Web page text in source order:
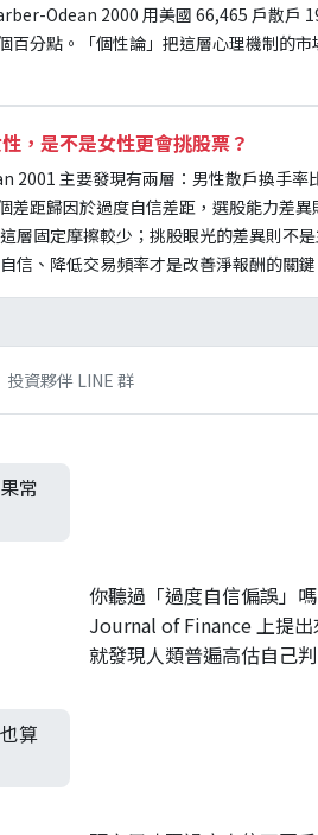
Odean 2000 用美國 66,465 戶散戶
百分點。「個性論」把這層心理機制的
，是不是女性更會挑股票？
主要發現有兩層：男性散戶換手率
差距歸因於過度自信差距，選股能力差
層固定摩擦較少；挑股眼光的差異則不
信、降低交易頻率才是改善淨報酬的關鍵
投資夥伴 LINE 群
常
你聽過「過度自信偏誤」
Journal of Finance 上提
就發現人類普遍高估自己
算